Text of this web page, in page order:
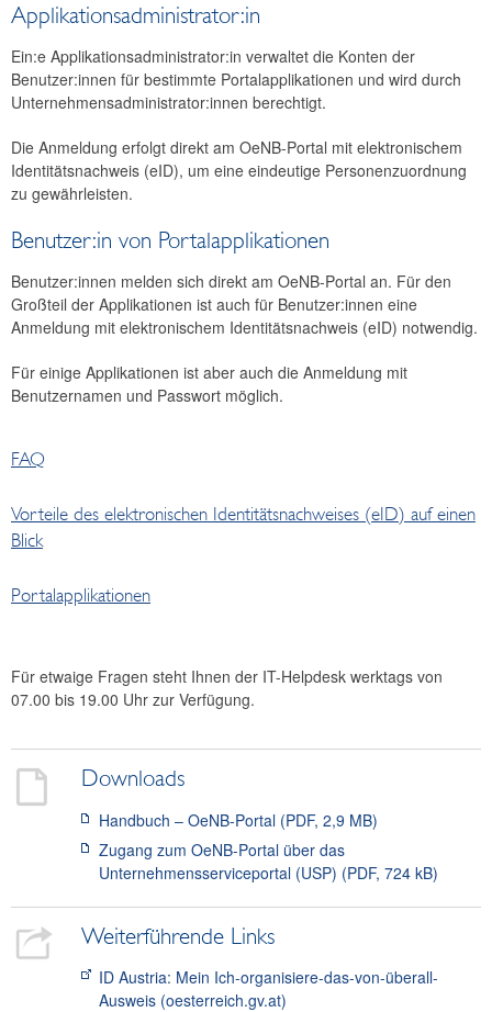
Applikationsadministrator:in
Ein:e Applikationsadministrator:in verwaltet die Konten der
Benutzer:innen für bestimmte Portalapplikationen und wird durch
Unternehmensadministrator:innen berechtigt.
Die Anmeldung erfolgt direkt am OeNB-Portal mit elektronischem
Identitätsnachweis (eID), um eine eindeutige Personenzuordnung
zu gewährleisten.
Benutzer:in von Portalapplikationen
Benutzer:innen melden sich direkt am OeNB-Portal an. Für den
Großteil der Applikationen ist auch für Benutzer:innen eine
Anmeldung mit elektronischem Identitätsnachweis (eID) notwendig.
Für einige Applikationen ist aber auch die Anmeldung mit
Benutzernamen und Passwort möglich.
FAQ
Vorteile des elektronischen Identitätsnachweises (eID) auf einen
Blick
Portalapplikationen
Für etwaige Fragen steht Ihnen der IT-Helpdesk werktags von
07.00 bis 19.00 Uhr zur Verfügung.
Downloads
Handbuch – OeNB-Portal (PDF, 2,9 MB)
Zugang zum OeNB-Portal über das
Unternehmensserviceportal (USP) (PDF, 724 kB)
Weiterführende Links
ID Austria: Mein Ich-organisiere-das-von-überall-
Ausweis (oesterreich.gv.at)